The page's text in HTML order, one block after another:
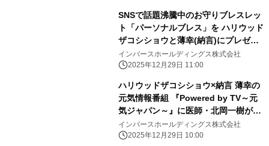
SNSで話題沸騰中のお守りブレスレッ
ト「パーソナルブレス」を ハリウッド
ザコシショウと薄幸(納言)にプレゼン
ト！
インバースホールディングス株式会社
2025年12月29日 11:00
ハリウッドザコシショウ×納言 薄幸の
元気情報番組 『Powered by TV～元
気ジャパン～』に医師・北岡一樹が登
場 未来の技術「バクテリオファー
ジ」で日本を元気に！
インバースホールディングス株式会社
2025年12月29日 10:00